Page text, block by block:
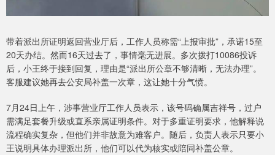
带着派出所证明返回营业厅后，工作人员称需“上报审批”，承诺15至
20天办结。然而16天过去了，事情毫无进展。多次拨打10086投诉
后，小王终于接到回复，理由是“派出所公章不够清晰，无法办理”。
客服建议她再去公安局补盖一次章，这让她十分气愤。
7月24日上午，涉事营业厅工作人员表示，该号码确属吉祥号，过户
需满足套餐升级或直系亲属证明条件。对于多重证明要求，他解释说
流程确实复杂，但他们并非故意为难客户。随后，负责人表示只要小
王说明具体办理派出所，他们可以代为核实或陪同补盖公章。